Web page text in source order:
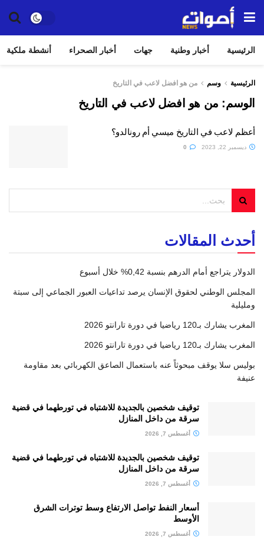
الرئيسية أخبار وطنية جهات أخبار الصحراء أنشطة ملكية
الرئيسية وسم من هو افضل لاعب في التاريخ
الوسم: من هو افضل لاعب في التاريخ
أعظم لاعب في التاريخ ميسي أم رونالدو؟
ديسمبر 22, 2023
أحدث المقالات
الدولار يتراجع أمام الدرهم بنسبة 0,42% خلال أسبوع
المجلس الوطني لحقوق الإنسان يرصد تداعيات العبور الجماعي إلى سبتة
ومليلية
المغرب يشارك بـ120 رياضيا في دورة تارانتو 2026
المغرب يشارك بـ120 رياضيا في دورة تارانتو 2026
بوليس سلا يوقف مبحوثاً عنه باستعمال الصاعق الكهربائي بعد مقاومة
عنيفة
توقيف شخصين بالجديدة للاشتباه في تورطهما في قضية
سرقة من داخل المنازل
أغسطس 7, 2026
توقيف شخصين بالجديدة للاشتباه في تورطهما في قضية
سرقة من داخل المنازل
أغسطس 7, 2026
أسعار النفط تواصل الارتفاع وسط توترات الشرق
الأوسط
أغسطس 7, 2026